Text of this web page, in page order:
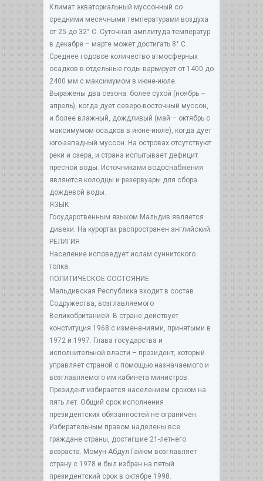
Климат экваториальный муссонный со
средними месячными температурами воздуха
от 25 до 32° С. Суточная амплитуда температур
в декабре – марте может достигать 8° С.
Среднее годовое количество атмосферных
осадков в отдельные годы варьирует от 1400 до
2400 мм с максимумом в июне-июле.
Выражены два сезона: более сухой (ноябрь –
апрель), когда дует северо-восточный муссон,
и более влажный, дождливый (май – октябрь с
максимумом осадков в июне-июле), когда дует
юго-западный муссон. На островах отсутствуют
реки и озера, и страна испытывает дефицит
пресной воды. Источниками водоснабжения
являются колодцы и резервуары для сбора
дождевой воды.
ЯЗЫК
Государственным языком Мальдив является
дивехи. На курортах распространен английский.
РЕЛИГИЯ
Население исповедует ислам суннитского
толка.
ПОЛИТИЧЕСКОЕ СОСТОЯНИЕ
Мальдивская Республика входит в состав
Содружества, возглавляемого
Великобританией. В стране действует
конституция 1968 с изменениями, принятыми в
1972 и 1997. Глава государства и
исполнительной власти – президент, который
управляет страной с помощью назначаемого и
возглавляемого им кабинета министров.
Президент избирается населением сроком на
пять лет. Общий срок исполнения
президентских обязанностей не ограничен.
Избирательным правом наделены все
граждане страны, достигшие 21-летнего
возраста. Момун Абдул Гайюм возглавляет
страну с 1978 и был избран на пятый
президентский срок в октябре 1998.